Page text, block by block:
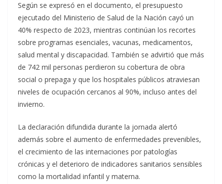
Según se expresó en el documento, el presupuesto
ejecutado del Ministerio de Salud de la Nación cayó un
40% respecto de 2023, mientras continúan los recortes
sobre programas esenciales, vacunas, medicamentos,
salud mental y discapacidad. También se advirtió que más
de 742 mil personas perdieron su cobertura de obra
social o prepaga y que los hospitales públicos atraviesan
niveles de ocupación cercanos al 90%, incluso antes del
invierno.
La declaración difundida durante la jornada alertó
además sobre el aumento de enfermedades prevenibles,
el crecimiento de las internaciones por patologías
crónicas y el deterioro de indicadores sanitarios sensibles
como la mortalidad infantil y materna.